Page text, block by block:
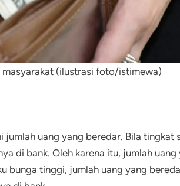
masyarakat (ilustrasi foto/istimewa)
jumlah uang yang beredar. Bila tingkat
di bank. Oleh karena itu, jumlah
bunga tinggi, jumlah uang yang